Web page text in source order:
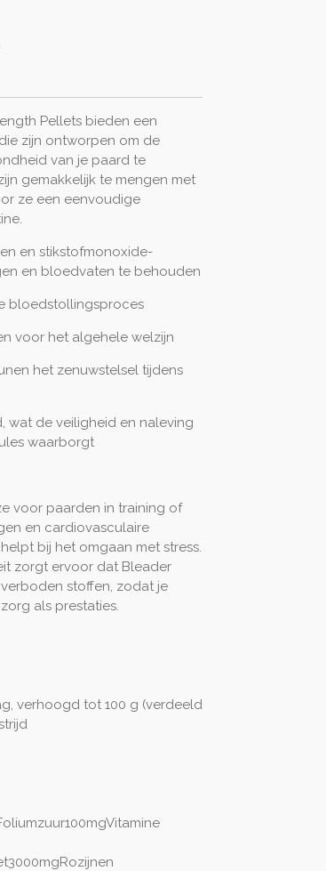
Pellets bieden een
zijn ontworpen om de
van je paard te
gemakkelijk te mengen met
ze een eenvoudige
en stikstofmonoxide-
en bloedvaten te behouden
bloedstollingsproces
voor het algehele welzijn
het zenuwstelsel tijdens
wat de veiligheid en naleving
waarborgt
voor paarden in training of
en cardiovasculaire
bij het omgaan met stress.
zorgt ervoor dat Bleader
stoffen, zodat je
als prestaties.
verhoogd tot 100 g (verdeeld